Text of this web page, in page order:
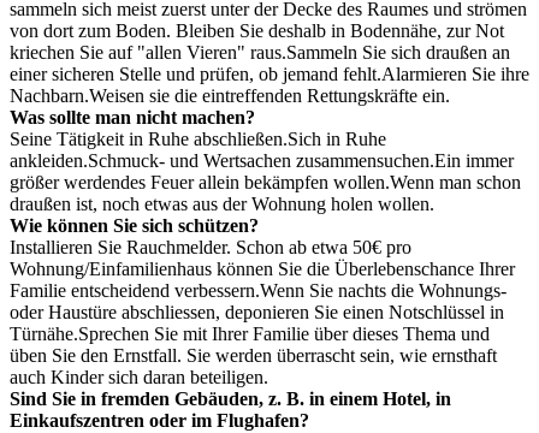
sammeln sich meist zuerst unter der Decke des Raumes und strömen
von dort zum Boden. Bleiben Sie deshalb in Bodennähe, zur Not
kriechen Sie auf "allen Vieren" raus.Sammeln Sie sich draußen an
einer sicheren Stelle und prüfen, ob jemand fehlt.Alarmieren Sie ihre
Nachbarn.Weisen sie die eintreffenden Rettungskräfte ein.
Was sollte man nicht machen?
Seine Tätigkeit in Ruhe abschließen.Sich in Ruhe
ankleiden.Schmuck- und Wertsachen zusammensuchen.Ein immer
größer werdendes Feuer allein bekämpfen wollen.Wenn man schon
draußen ist, noch etwas aus der Wohnung holen wollen.
Wie können Sie sich schützen?
Installieren Sie Rauchmelder. Schon ab etwa 50€ pro
Wohnung/Einfamilienhaus können Sie die Überlebenschance Ihrer
Familie entscheidend verbessern.Wenn Sie nachts die Wohnungs-
oder Haustüre abschliessen, deponieren Sie einen Notschlüssel in
Türnähe.Sprechen Sie mit Ihrer Familie über dieses Thema und
üben Sie den Ernstfall. Sie werden überrascht sein, wie ernsthaft
auch Kinder sich daran beteiligen.
Sind Sie in fremden Gebäuden, z. B. in einem Hotel, in
Einkaufszentren oder im Flughafen?